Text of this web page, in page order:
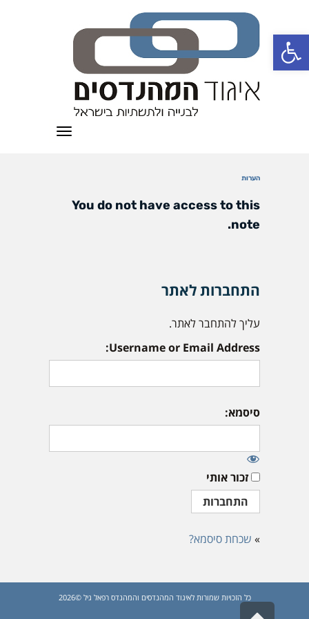
פתח סרגל נגישות
תפריט
הערות
You do not have access to this
note.
התחברות לאתר
עליך להתחבר לאתר.
Username or Email Address:
סיסמא:
זכור אותי
» שכחת סיסמא?
כל הזכויות שמורות לאיגוד המהנדסים והמהנדס רפאל גיל ©2026